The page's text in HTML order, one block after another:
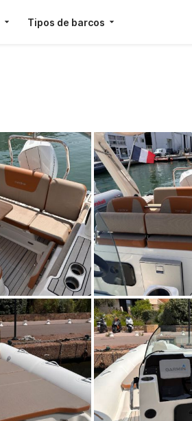
Tipos de barcos